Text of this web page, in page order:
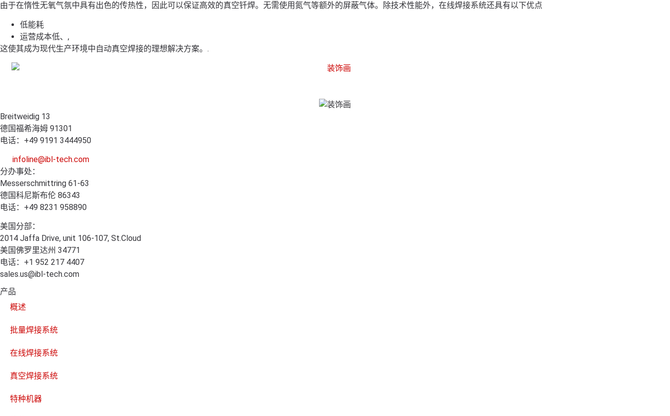
由于在惰性无氧气氛中具有出色的传热性，因此可以保证高效的真空钎焊。无需使用氮气等额外的屏蔽气体。除技术性能外，在线焊接系统还具有以下优点
低能耗
运营成本低、,
这使其成为现代生产环境中自动真空焊接的理想解决方案。.
Breitweidig 13
德国福希海姆 91301
电话：+49 9191 3444950
infoline@ibl-tech.com
分办事处：
Messerschmittring 61-63
德国科尼斯布伦 86343
电话：+49 8231 958890
美国分部：
2014 Jaffa Drive, unit 106-107, St.Cloud
美国佛罗里达州 34771
电话：+1 952 217 4407
sales.us@ibl-tech.com
产品
概述
批量焊接系统
在线焊接系统
真空焊接系统
特种机器